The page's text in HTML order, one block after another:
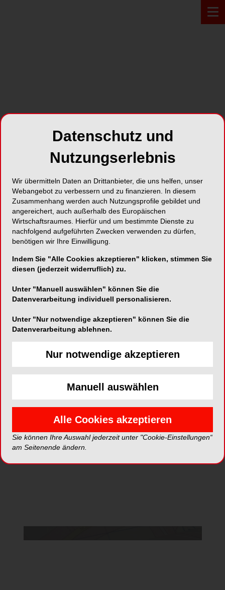
MÜNCHEN 13.12.2024
GBT Hands-On Coaching
BASIC
11:00 - 15:30
EVENT*
Jetzt anmelden
*Die Beiträge in dieser Rubrik stammen von den Anbietern und
nicht zustimmten, kann leider keine Karte
Datenschutz und
Nutzungserlebnis
Wir übermitteln Daten an Drittanbieter, die uns helfen, unser
Webangebot zu verbessern und zu finanzieren. In diesem
Zusammenhang werden auch Nutzungsprofile gebildet und
angereichert, auch außerhalb des Europäischen
Wirtschaftsraumes. Hierfür und um bestimmte Dienste zu
nachfolgend aufgeführten Zwecken verwenden zu dürfen,
benötigen wir Ihre Einwilligung.
Indem Sie "Alle Cookies akzeptieren" klicken, stimmen Sie
diesen (jederzeit widerruflich) zu.
Unter "Manuell auswählen" können Sie die
Datenverarbeitung individuell personalisieren.
Unter "Nur notwendige akzeptieren" können Sie die
Datenverarbeitung ablehnen.
Nur notwendige akzeptieren
Manuell auswählen
Alle Cookies akzeptieren
Sie können Ihre Auswahl jederzeit unter "Cookie-Einstellungen“
am Seitenende ändern.